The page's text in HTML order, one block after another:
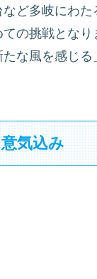
ど多岐にわ
の挑戦とな
な風を感じ
気込み